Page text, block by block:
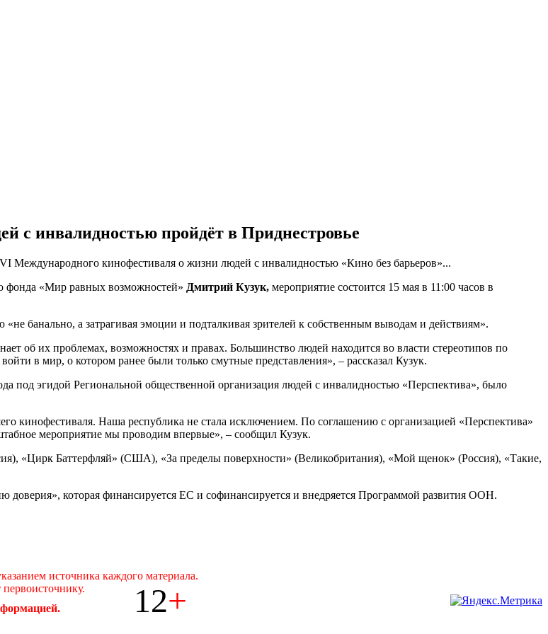
с инвалидностью пройдёт в Приднестровье
Международного кинофестиваля о жизни людей с инвалидностью «Кино без барьеров»...
фонда «Мир равных возможностей» Дмитрий Кузук, мероприятие состоится 15 мая в 11:00 часов в
банально, а затрагивая эмоции и подталкивая зрителей к собственным выводам и действиям».
об их проблемах, возможностях и правах. Большинство людей находится во власти стереотипов по
в мир, о котором ранее были только смутные представления», – рассказал Кузук.
под эгидой Региональной общественной организация людей с инвалидностью «Перспектива», было
кинофестиваля. Наша республика не стала исключением. По соглашению с организацией «Перспектива»
мероприятие мы проводим впервые», – сообщил Кузук.
«Цирк Баттерфляй» (США), «За пределы поверхности» (Великобритания), «Мой щенок» (Россия), «Такие,
которая финансируется ЕС и софинансируется и внедряется Программой развития ООН.
источника каждого материала.
12+